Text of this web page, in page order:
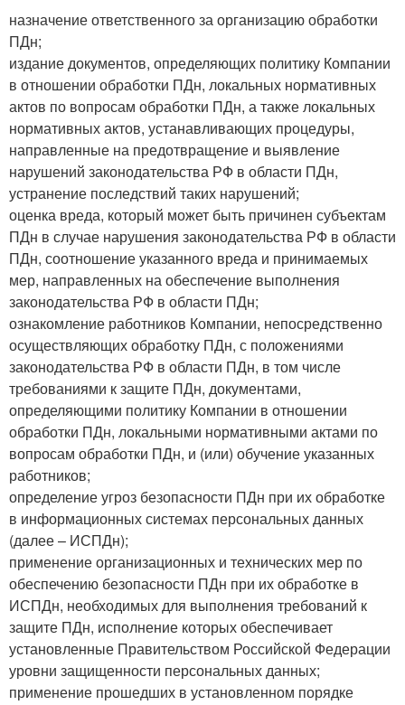
назначение ответственного за организацию обработки
ПДн;
издание документов, определяющих политику Компании
в отношении обработки ПДн, локальных нормативных
актов по вопросам обработки ПДн, а также локальных
нормативных актов, устанавливающих процедуры,
направленные на предотвращение и выявление
нарушений законодательства РФ в области ПДн,
устранение последствий таких нарушений;
оценка вреда, который может быть причинен субъектам
ПДн в случае нарушения законодательства РФ в области
ПДн, соотношение указанного вреда и принимаемых
мер, направленных на обеспечение выполнения
законодательства РФ в области ПДн;
ознакомление работников Компании, непосредственно
осуществляющих обработку ПДн, с положениями
законодательства РФ в области ПДн, в том числе
требованиями к защите ПДн, документами,
определяющими политику Компании в отношении
обработки ПДн, локальными нормативными актами по
вопросам обработки ПДн, и (или) обучение указанных
работников;
определение угроз безопасности ПДн при их обработке
в информационных системах персональных данных
(далее – ИСПДн);
применение организационных и технических мер по
обеспечению безопасности ПДн при их обработке в
ИСПДн, необходимых для выполнения требований к
защите ПДн, исполнение которых обеспечивает
установленные Правительством Российской Федерации
уровни защищенности персональных данных;
применение прошедших в установленном порядке